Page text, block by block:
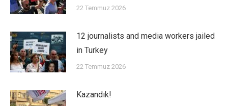
22 Temmuz 2026
12 journalists and media workers jailed
in Turkey
22 Temmuz 2026
Kazandık!